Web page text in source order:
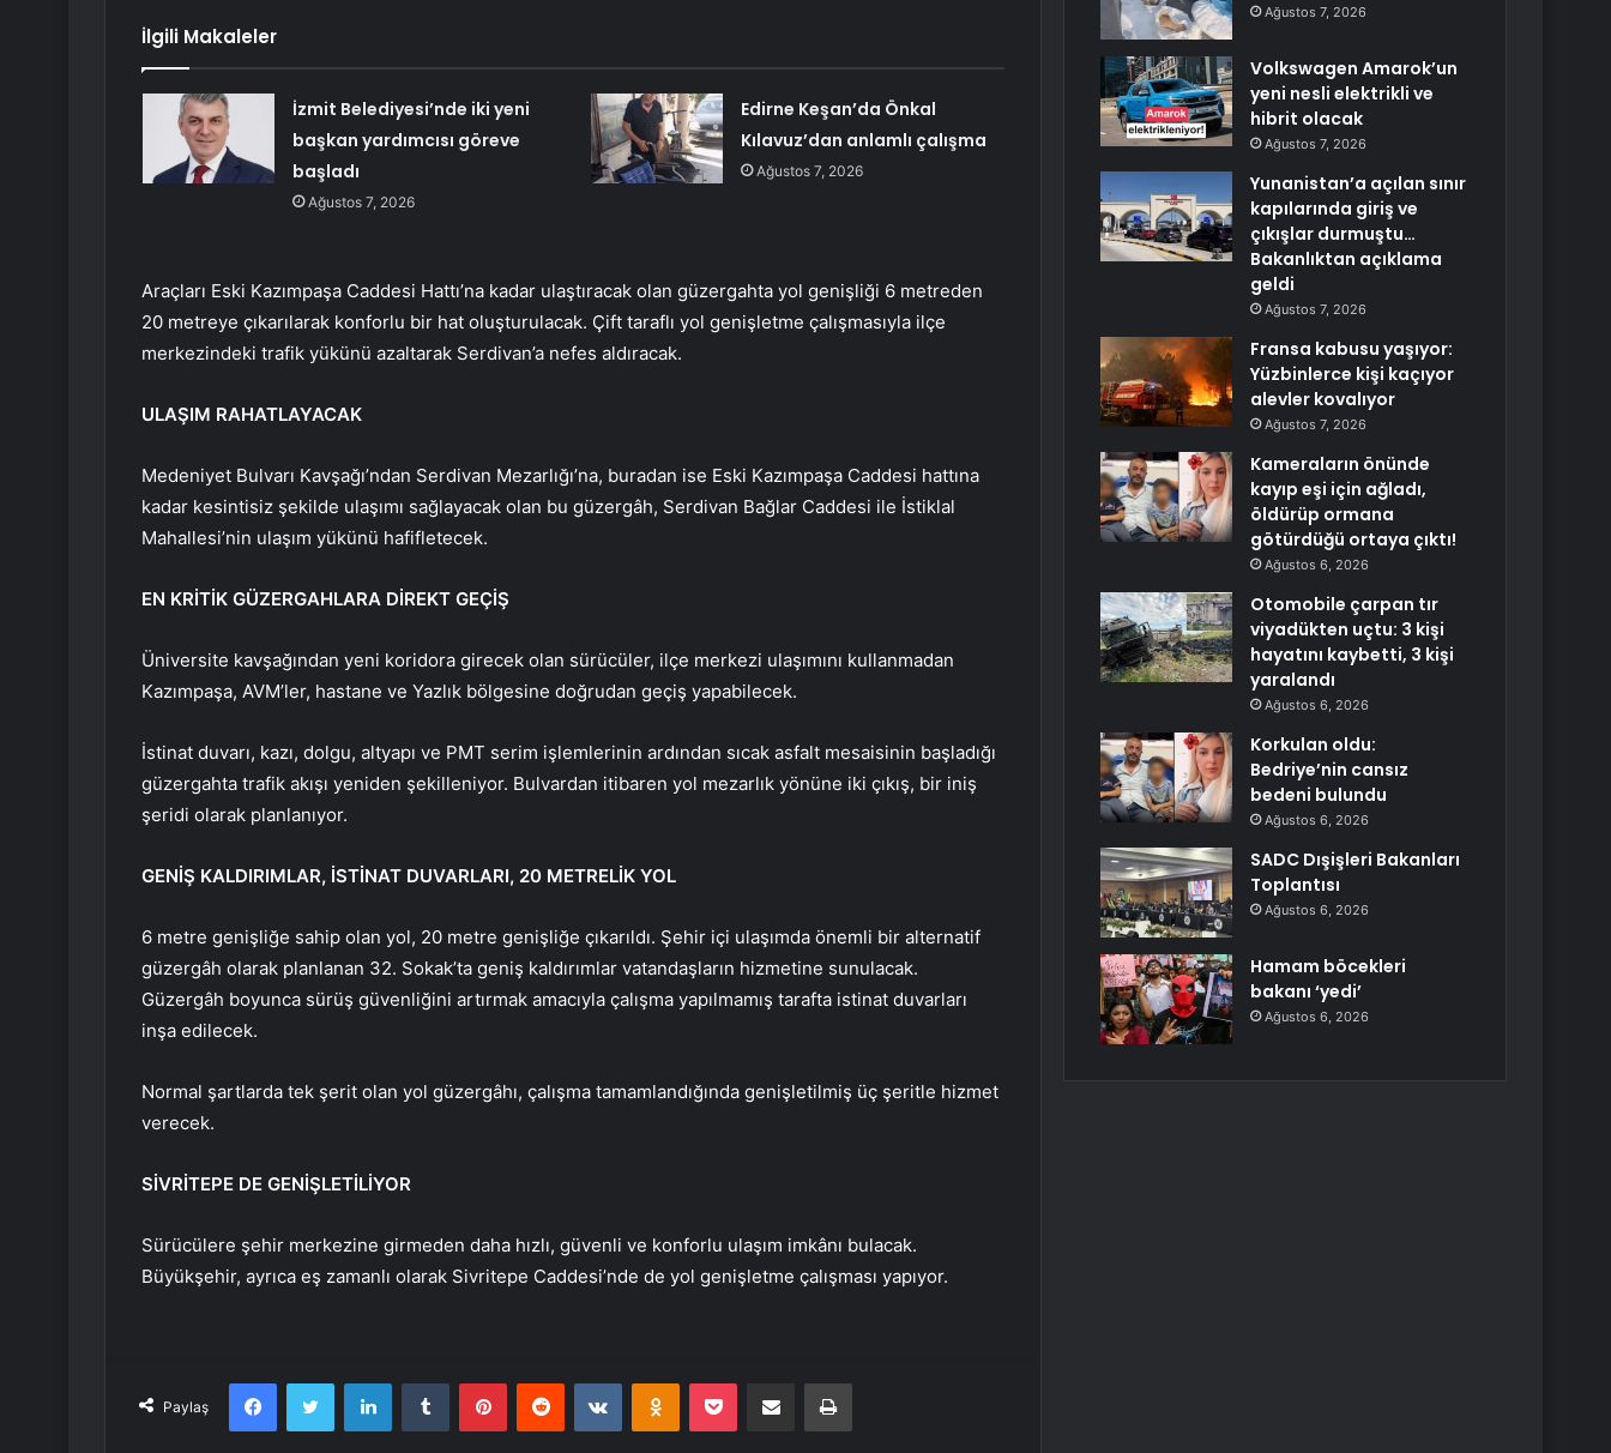
İlgili Makaleler
İzmit Belediyesi’nde iki yeni
başkan yardımcısı göreve
başladı
Ağustos 7, 2026
Edirne Keşan’da Önkal
Kılavuz’dan anlamlı çalışma
Ağustos 7, 2026
Araçları Eski Kazımpaşa Caddesi Hattı’na kadar ulaştıracak olan güzergahta yol genişliği 6 metreden
20 metreye çıkarılarak konforlu bir hat oluşturulacak. Çift taraflı yol genişletme çalışmasıyla ilçe
merkezindeki trafik yükünü azaltarak Serdivan’a nefes aldıracak.
ULAŞIM RAHATLAYACAK
Medeniyet Bulvarı Kavşağı’ndan Serdivan Mezarlığı’na, buradan ise Eski Kazımpaşa Caddesi hattına
kadar kesintisiz şekilde ulaşımı sağlayacak olan bu güzergâh, Serdivan Bağlar Caddesi ile İstiklal
Mahallesi’nin ulaşım yükünü hafifletecek.
EN KRİTİK GÜZERGAHLARA DİREKT GEÇİŞ
Üniversite kavşağından yeni koridora girecek olan sürücüler, ilçe merkezi ulaşımını kullanmadan
Kazımpaşa, AVM’ler, hastane ve Yazlık bölgesine doğrudan geçiş yapabilecek.
İstinat duvarı, kazı, dolgu, altyapı ve PMT serim işlemlerinin ardından sıcak asfalt mesaisinin başladığı
güzergahta trafik akışı yeniden şekilleniyor. Bulvardan itibaren yol mezarlık yönüne iki çıkış, bir iniş
şeridi olarak planlanıyor.
GENİŞ KALDIRIMLAR, İSTİNAT DUVARLARI, 20 METRELİK YOL
6 metre genişliğe sahip olan yol, 20 metre genişliğe çıkarıldı. Şehir içi ulaşımda önemli bir alternatif
güzergâh olarak planlanan 32. Sokak’ta geniş kaldırımlar vatandaşların hizmetine sunulacak.
Güzergâh boyunca sürüş güvenliğini artırmak amacıyla çalışma yapılmamış tarafta istinat duvarları
inşa edilecek.
Normal şartlarda tek şerit olan yol güzergâhı, çalışma tamamlandığında genişletilmiş üç şeritle hizmet
verecek.
SİVRİTEPE DE GENİŞLETİLİYOR
Sürücülere şehir merkezine girmeden daha hızlı, güvenli ve konforlu ulaşım imkânı bulacak.
Büyükşehir, ayrıca eş zamanlı olarak Sivritepe Caddesi’nde de yol genişletme çalışması yapıyor.
Paylaş
FacebookTwitter LinkedInTumblr PinterestReddit VKontakteOdnoklassniki
Pocket E-Posta ile paylaş Yazdır
Ağustos 7, 2026
Volkswagen Amarok’un
yeni nesli elektrikli ve
hibrit olacak
Ağustos 7, 2026
Yunanistan’a açılan sınır
kapılarında giriş ve
çıkışlar durmuştu…
Bakanlıktan açıklama
geldi
Ağustos 7, 2026
Fransa kabusu yaşıyor:
Yüzbinlerce kişi kaçıyor
alevler kovalıyor
Ağustos 7, 2026
Kameraların önünde
kayıp eşi için ağladı,
öldürüp ormana
götürdüğü ortaya çıktı!
Ağustos 6, 2026
Otomobile çarpan tır
viyadükten uçtu: 3 kişi
hayatını kaybetti, 3 kişi
yaralandı
Ağustos 6, 2026
Korkulan oldu:
Bedriye’nin cansız
bedeni bulundu
Ağustos 6, 2026
SADC Dışişleri Bakanları
Toplantısı
Ağustos 6, 2026
Hamam böcekleri
bakanı ‘yedi’
Ağustos 6, 2026